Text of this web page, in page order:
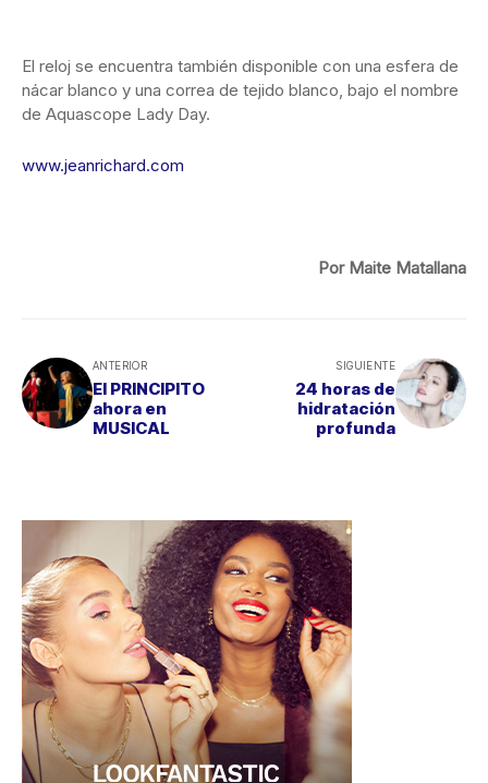
El reloj se encuentra también disponible con una esfera de
nácar blanco y una correa de tejido blanco, bajo el nombre
de Aquascope Lady Day.
www.jeanrichard.com
Por Maite Matallana
ANTERIOR
El PRINCIPITO
ahora en
MUSICAL
SIGUIENTE
24 horas de
hidratación
profunda